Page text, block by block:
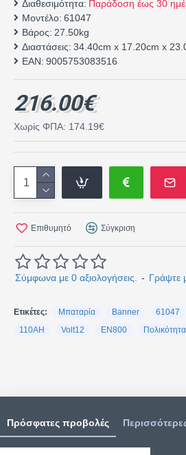
Διαθεσιμότητα: Παράδοση έως 30
Μοντέλο: 61047
Βάρος: 27.50kg
Διαστάσεις: 34.40cm x 17.20cm x
EAN: 9005753083516
Σύμφωνα με 0 αξιολογήσεις. - Γράψτε
216.00€
Χωρίς ΦΠΑ: 174.19€
Επιθυμητό Σύγκριση
Ετικέτες: Μπαταρία Banner 61047
110AH
Volt12 EN800 Πολικότητα
Πρόσφατες προβολές